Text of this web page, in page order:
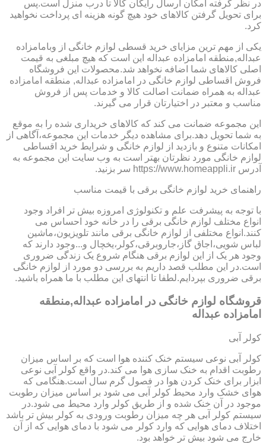
در نظر گرفته امکان ارسال رایگان کالا تا درب منزل است.پس
برای تحویل گرفتن کالاهای خود هیچ گونه هزینه ای پرداخت نخواهید
کرد.
یکی از مهم ترین مزایای خرید قسطی لوازم خانگی از وبامامزاده
عبداله,منطقه امامزاده عبداله این است که هیچ مبلغی به قیمت
اصلی کالاهای شما اضافه نخواهد شد.محصولات این فروشگاه
فروش اقساطی لوازم خانگی در امامزاده عبداله, منطقه امامزاده
عبداله به همراه ضمانت اصالت کالا و خدمات پس از فروش
مناسب و معتبر در اختیارتان قرار می گیرند.
این مجموعه ضمانت می کند که کالاهای خریداری شده را به موقع
به شما تحویل دهد.برای مشاهده دیگر خدمات این مجموعه،آگاهی از
امکانات متنوع و بازدید از لوازم خانگی و شرایط خرید اقساطی
لوازم خانگی مورد نظرتان بهتر است به وب سایت این مجموعه به
آدرس https://www.homeappli.ir سر بزنید.
راهنمای خرید لوازم خانگی برقی با قیمت مناسب
با توجه به پیشرفت علم و تکنولوژی امروزه بیش تر افراد وجود
انواع مختلف لوازم خانگی برقی را در خانه خود احساس می
کنند.انواع مختلفی از لوازم خانگی برقی مانند تلویزیون،ماشین
لباس شویی،اجاق گاز،جاروبرقی،کولر،یخچال و...وجود دارند که
وجود هر یک از این لوازم برقی هنگام شروع یک زندگی ضروری
است.در این مطلب قصد داریم به بررسی دو مورد از لوازم خانگی
برقی ضروری بپردایم.لطفا تا انتهای این مطلب با ما همراه باشید.
قروشگاه لوازم خانگی در امامزاده عبداله,منطقه
امامزاده عبداله
کولر آبی
کولر آبی نوعی سیستم خنک کننده هوا است که بر اساس میزان
رطوبت اقدام به خنک سازی هوا می کند.در واقع کولر آبی نوعی
ابزار برای خنک کردن هوا در فصول گرم سال است.هنگامی که
هوای خشک وارد محیط کولر آبی می شود بر اساس میزان رطوبت
موجود در آن خنک شده و از طریق کولر وارد محیط می شود.در
سیستم کولر آبی هر چه میزان رطوبت ورودی به کولر بیش تر باشد
اختلاف دمای هوایی که وارد کولر می شود با دمای هوایی که از آن
خارج می شود بیش تر خواهد بود.